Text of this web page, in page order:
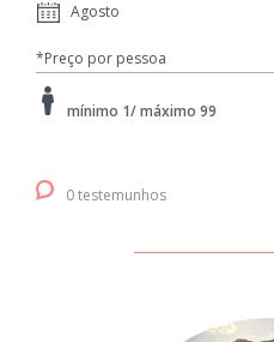
Agosto
*Preço por pessoa
mínimo 1/ máximo 99
0 testemunhos